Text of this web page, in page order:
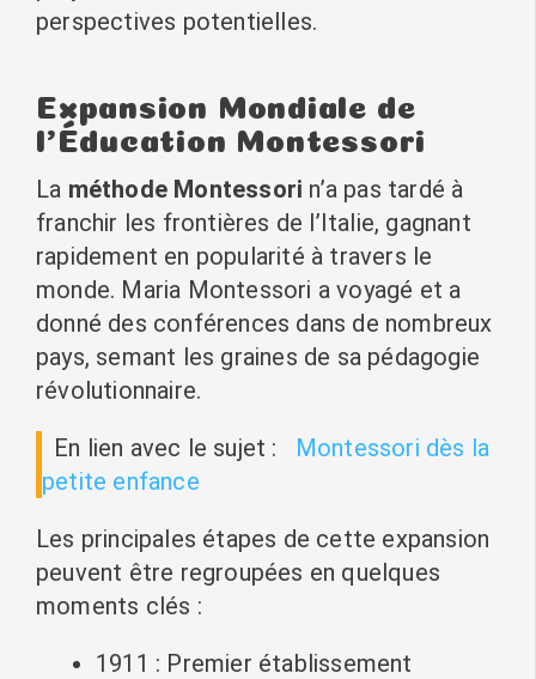
perspectives potentielles.
Expansion Mondiale de
l’Éducation Montessori
La méthode Montessori n’a pas tardé à
franchir les frontières de l’Italie, gagnant
rapidement en popularité à travers le
monde. Maria Montessori a voyagé et a
donné des conférences dans de nombreux
pays, semant les graines de sa pédagogie
révolutionnaire.
En lien avec le sujet :
Montessori dès la
petite enfance
Les principales étapes de cette expansion
peuvent être regroupées en quelques
moments clés :
1911 : Premier établissement